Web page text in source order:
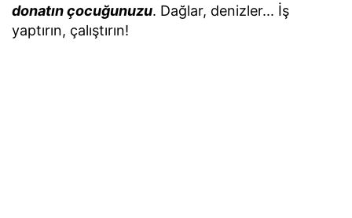
donatın çocuğunuzu. Dağlar, denizler... İş
yaptırın, çalıştırın!